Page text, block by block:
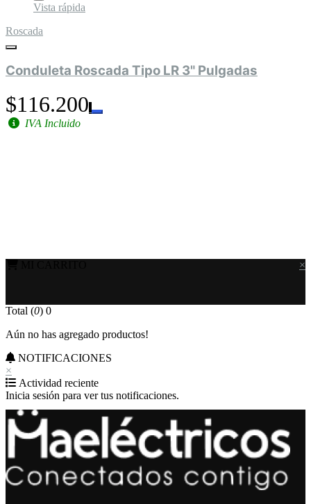
Vista rápida
Roscada
Conduleta Roscada Tipo LR 3" Pulgadas
$116.200
IVA Incluido
×
Total (0) 0
Aún no has agregado productos!
NOTIFICACIONES
×
Actividad reciente
Inicia sesión para ver tus notificaciones.